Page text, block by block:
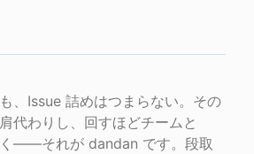
、Issue 詰めはつまらない。その
代わりし、回すほどチームと
――それが dandan です。段取